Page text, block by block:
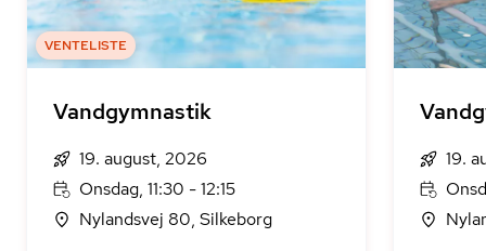
VENTELISTE
Vandgymnastik
19. august, 2026
Onsdag, 11:30 - 12:15
Nylandsvej 80, Silkeborg
19.